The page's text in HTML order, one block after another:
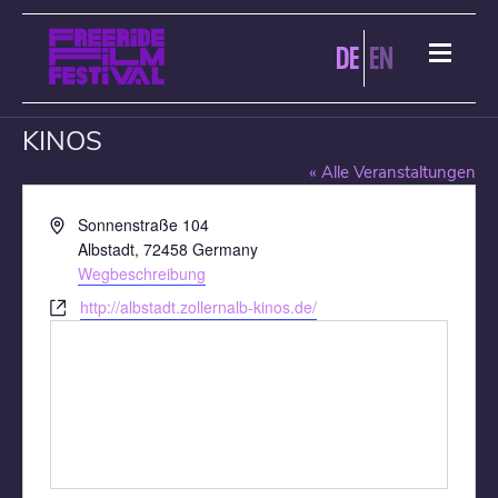
DE EN
CAPITOL FILMPALAST · ALBSTADT
KINOS
« Alle Veranstaltungen
AdresseSonnenstraße 104
Albstadt, 72458 Germany
Wegbeschreibung
Webseitehttp://albstadt.zollernalb-kinos.de/